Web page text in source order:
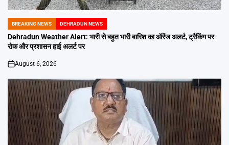
POSTED
IN
BREAKING NEWS DEHRADUN NEWS
Dehradun Weather Alert: भारी से बहुत भारी बारिश का ऑरेंज अलर्ट, ट्रैकिंग पर
रोक और प्रशासन हाई अलर्ट पर
on
August 6, 2026